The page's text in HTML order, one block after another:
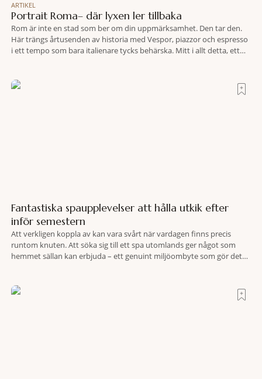
ARTIKEL
Portrait Roma– där lyxen ler tillbaka
Rom är inte en stad som ber om din uppmärksamhet. Den tar den.
Här trängs årtusenden av historia med Vespor, piazzor och espresso
i ett tempo som bara italienare tycks behärska. Mitt i allt detta, ett
Fantastiska spaupplevelser att hålla utkik efter
inför semestern
Att verkligen koppla av kan vara svårt när vardagen finns precis
runtom knuten. Att söka sig till ett spa utomlands ger något som
hemmet sällan kan erbjuda – ett genuint miljöombyte som gör det